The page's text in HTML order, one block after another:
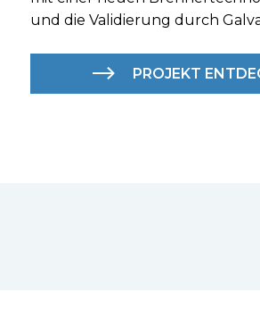
und die Validierung durch
PROJEKT